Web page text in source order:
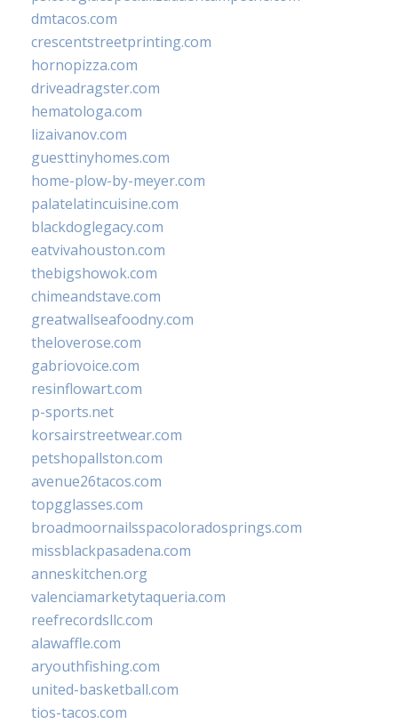
dmtacos.com
crescentstreetprinting.com
hornopizza.com
driveadragster.com
hematologa.com
lizaivanov.com
guesttinyhomes.com
home-plow-by-meyer.com
palatelatincuisine.com
blackdoglegacy.com
eatvivahouston.com
thebigshowok.com
chimeandstave.com
greatwallseafoodny.com
theloverose.com
gabriovoice.com
resinflowart.com
p-sports.net
korsairstreetwear.com
petshopallston.com
avenue26tacos.com
topgglasses.com
broadmoornailsspacoloradosprings.com
missblackpasadena.com
anneskitchen.org
valenciamarketytaqueria.com
reefrecordsllc.com
alawaffle.com
aryouthfishing.com
united-basketball.com
tios-tacos.com